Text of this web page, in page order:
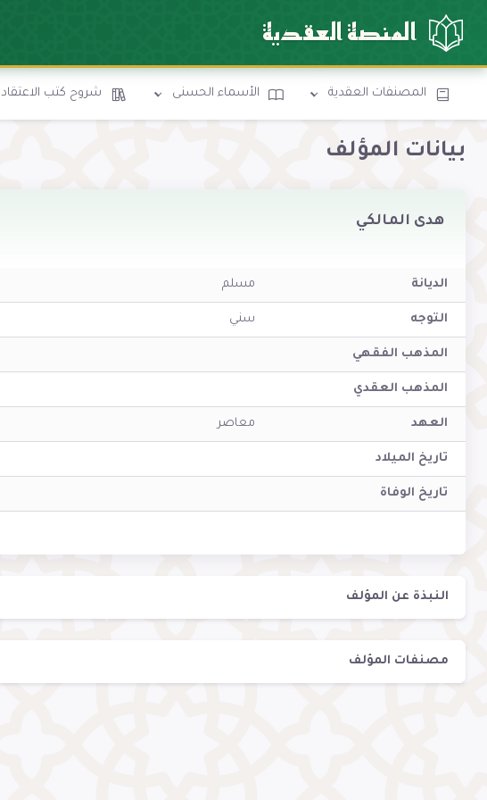
المنصة العقدية
المصنفات العقدية الأسماء الحسنى شروح كتب الاعتقاد
بيانات المؤلف
هدى المالكي
الديانة مسلم
التوجه سني
المذهب الفقهي
المذهب العقدي
العهد معاصر
تاريخ الميلاد
تاريخ الوفاة
النبذة عن المؤلف
مصنفات المؤلف